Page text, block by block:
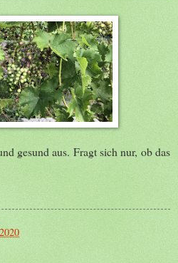
gesund aus. Fragt sich nur, ob das